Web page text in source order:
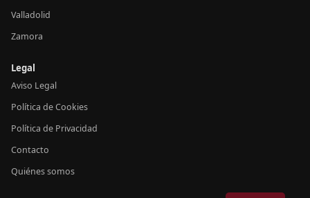
Valladolid
Zamora
Legal
Aviso Legal
Política de Cookies
Política de Privacidad
Contacto
Quiénes somos